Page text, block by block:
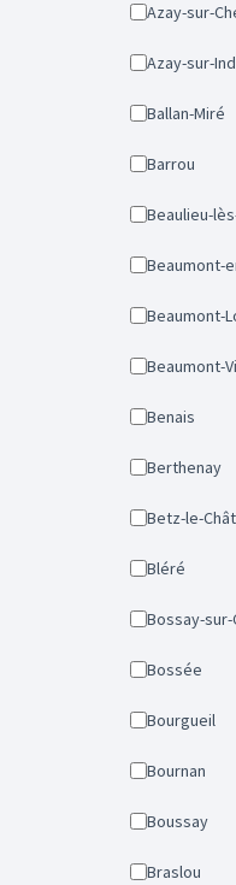
Azay-sur-
Azay-sur-
Ballan-Miré
Barrou
Beaulieu-
Beaumont-
Beaumont-
Beaumont-
Benais
Berthenay
Betz-le-
Bléré
Bossay-
Bossée
Bourgueil
Bournan
Boussay
Braslou